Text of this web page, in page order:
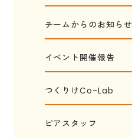
チームからのお知らせ
イベント開催報告
つくりけCo-Lab
ピアスタッフ